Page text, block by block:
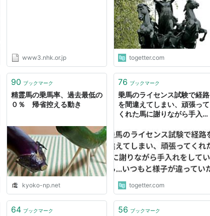
www3.nhk.or.jp
るらしい？
togetter.com
90 ブックマーク
精霊馬の乗馬率、過去最低の
０％ 帰省控える動き
kyoko-np.net
76 ブックマーク
乗馬のライセンス試験で経路
を間違えてしまい、頑張って
くれた馬に謝りながら手入れ
が違っていた話
togetter.com
64 ブックマーク 56 ブックマーク